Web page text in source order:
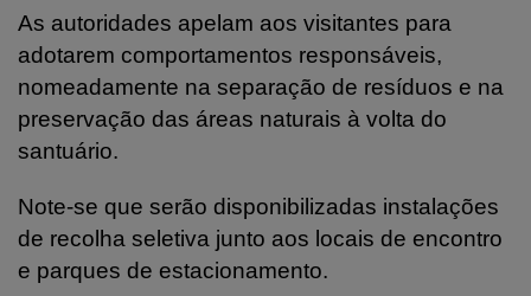
As autoridades apelam aos visitantes para
adotarem comportamentos responsáveis,
nomeadamente na separação de resíduos e na
preservação das áreas naturais à volta do
santuário.
Note-se que serão disponibilizadas instalações
de recolha seletiva junto aos locais de encontro
e parques de estacionamento.